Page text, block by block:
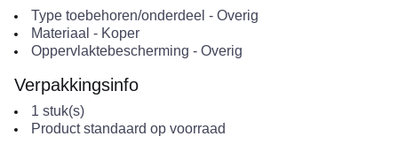
Type toebehoren/onderdeel - Overig
Materiaal - Koper
Oppervlaktebescherming - Overig
Verpakkingsinfo
1 stuk(s)
Product standaard op voorraad